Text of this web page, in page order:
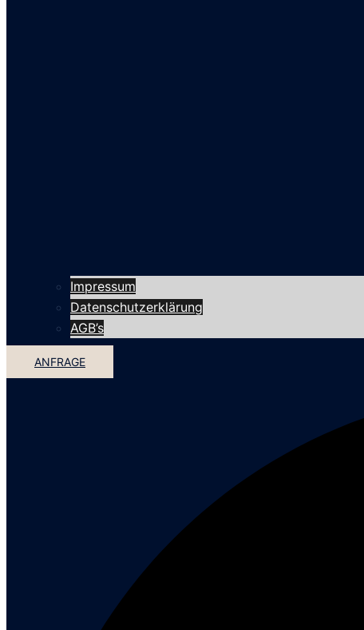
Impressum
Datenschutzerklärung
AGB’s
ANFRAGE